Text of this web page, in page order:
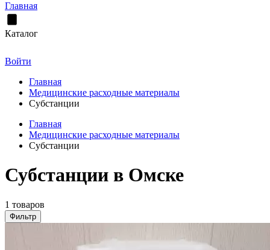
Главная
Каталог
Войти
Главная
Медицинские расходные материалы
Субстанции
Главная
Медицинские расходные материалы
Субстанции
Субстанции в Омске
1 товаров
Фильтр